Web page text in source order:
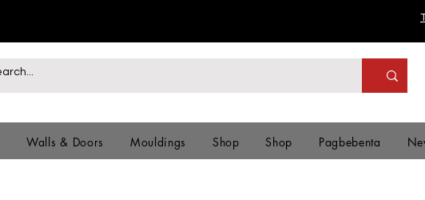
Walls & Doors Mouldings Shop Shop Pagbebenta